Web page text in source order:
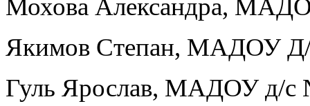
Мохова Александра,
Якимов Степан, МАДОУ Д/
Гуль Ярослав, МАДОУ д/с